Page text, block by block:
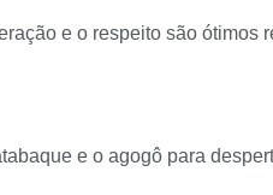
e o respeito são ótimos
e o agogô para